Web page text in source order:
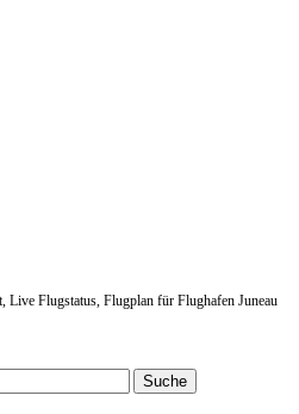
Flugstatus, Flugplan für Flughafen Juneau